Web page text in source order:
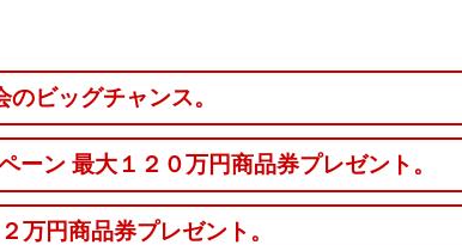
ビッグチャンス。
ン 最大１２０万円商品券プレゼント。
万円商品券プレゼント。